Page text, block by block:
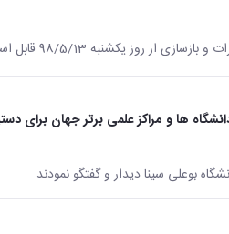
98/5/13 قابل استفاده می باشد.
ها و مراکز علمی برتر جهان برای